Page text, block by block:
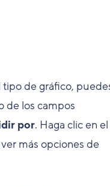
de gráfico,
de los campos
por. Haga clic en el
más opciones de